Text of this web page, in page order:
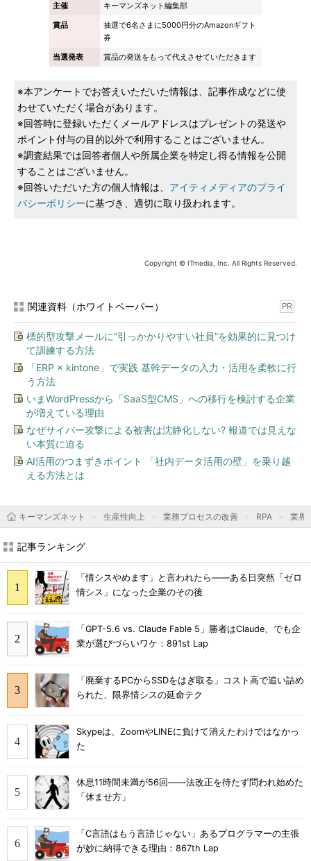
主催
キーマンズネット編集部
賞品
抽選で6名さまに5000円分のAmazonギフト
券
当選発表
賞品の発送をもって代えさせていただきます
※本アンケートでお答えいただいた情報は、記事作成などに使
わせていただく場合があります。
※回答時に登録いただくメールアドレスはプレゼントの発送や
ポイント付与の目的以外で利用することはございません。
※調査結果では回答者個人や所属企業を特定し得る情報を公開
することはございません。
※回答いただいた方の個人情報は、 アイティメディアのプライ
バシーポリシーに基づき、適切に取り扱われます。
Copyright © ITmedia, Inc. All Rights Reserved.
関連資料（ホワイトペーパー） PR
標的型攻撃メールに“引っかかりやすい社員”を効果的に見つけ
て訓練する方法
「ERP × kintone」で実践 基幹データの入力・活用を柔軟に行
う方法
いまWordPressから「SaaS型CMS」への移行を検討する企業
が増えている理由
なぜサイバー攻撃による被害は沈静化しない? 報道では見えな
い本質に迫る
AI活用のつまずきポイント 「社内データ活用の壁」を乗り越
える方法とは
キーマンズネット 生産性向上 業務プロセスの改善 RPA 業界
記事ランキング
「情シスやめます」と言われたら――ある日突然「ゼロ
情シス」になった企業のその後
「GPT-5.6 vs. Claude Fable 5」勝者はClaude、でも企
業が選びづらいワケ：891st Lap
「廃棄するPCからSSDをはぎ取る」コスト高で追い詰め
られた、限界情シスの延命テク
Skypeは、ZoomやLINEに負けて消えたわけではなかっ
た
休息11時間未満が56回――法改正を待たず問われ始めた
「休ませ方」
「C言語はもう言語じゃない」あるプログラマーの主張
が妙に納得できる理由：867th Lap